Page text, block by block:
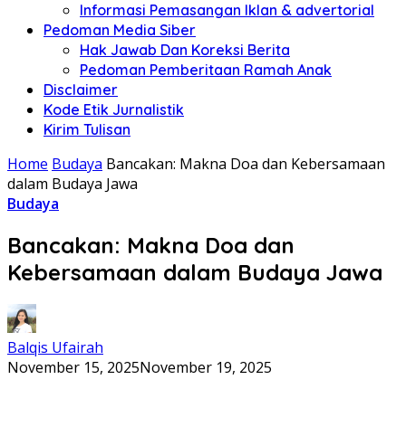
Informasi Pemasangan Iklan & advertorial
Pedoman Media Siber
Hak Jawab Dan Koreksi Berita
Pedoman Pemberitaan Ramah Anak
Disclaimer
Kode Etik Jurnalistik
Kirim Tulisan
Home Budaya Bancakan: Makna Doa dan Kebersamaan
dalam Budaya Jawa
Budaya
Bancakan: Makna Doa dan
Kebersamaan dalam Budaya Jawa
Balqis Ufairah
November 15, 2025November 19, 2025